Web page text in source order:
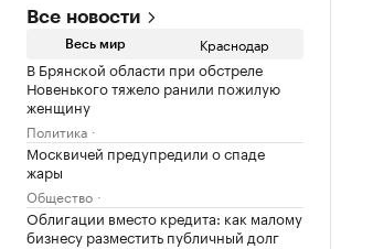
Все новости
Весь мир Краснодар
В Брянской области при обстреле
Новенького тяжело ранили пожилую
женщину
Политика
Москвичей предупредили о спаде
жары
Общество
Облигации вместо кредита: как малому
бизнесу разместить публичный долг